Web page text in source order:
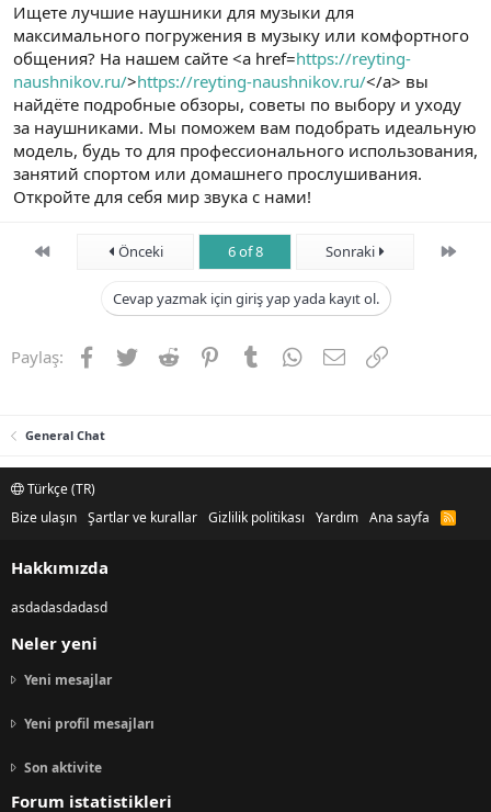
Ищете лучшие наушники для музыки для
максимального погружения в музыку или комфортного
общения? На нашем сайте <a href=https://reyting-
naushnikov.ru/>https://reyting-naushnikov.ru/</a> вы
найдёте подробные обзоры, советы по выбору и уходу
за наушниками. Мы поможем вам подобрать идеальную
модель, будь то для профессионального использования,
занятий спортом или домашнего прослушивания.
Откройте для себя мир звука с нами!
First Önceki 6 of 8 Sonraki Son
Cevap yazmak için giriş yap yada kayıt ol.
Paylaş: Facebook
TwitterReddit PinterestTumblrWhatsApp
E-postaLink
General Chat
Türkçe (TR)
Bize ulaşın Şartlar ve kurallar Gizlilik politikası Yardım Ana sayfa
R
Hakkımızda
asdadasdadasd
Neler yeni
Yeni mesajlar
Yeni profil mesajları
Son aktivite
Forum istatistikleri